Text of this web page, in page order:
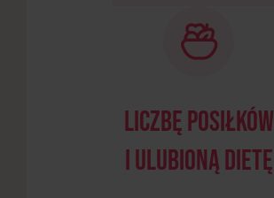
liczbę posiłków
i ulubioną dietę